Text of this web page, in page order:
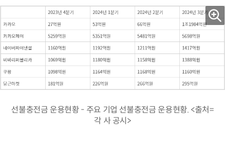
선불충전금 운용현황 - 주요 기업 선불충전금 운용현황. <출처=
각 사 공시>